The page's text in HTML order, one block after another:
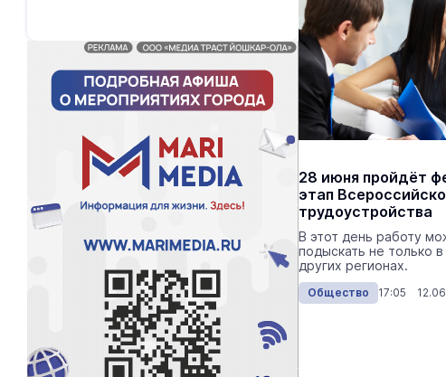
28 июня пройдёт
этап
трудоустройства
В этот день работу
подыскать не только
других регионах.
Общество 17:05